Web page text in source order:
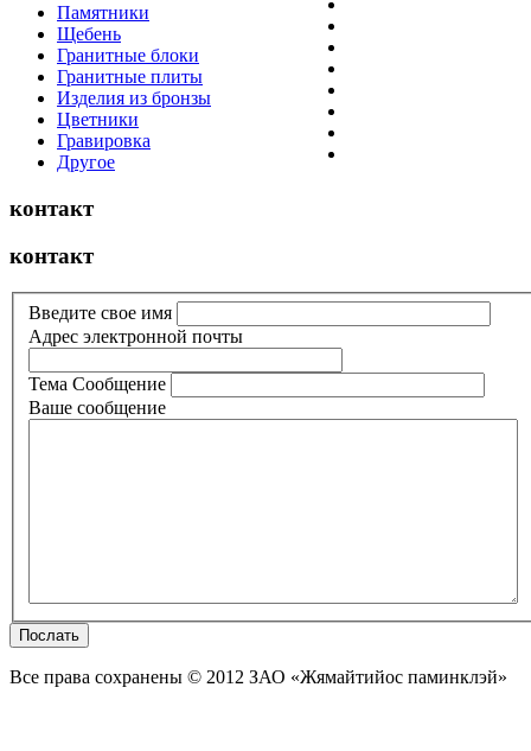
Памятники
Щебень
Гранитные блоки
Гранитные плиты
Изделия из бронзы
Цветники
Гравировка
Другое
контакт
контакт
Введите свое имя
Aдрес электронной почты
Тема Сообщение
Ваше сообщение
Послать
Все права сохранены © 2012 ЗАО «Жямайтийос паминклэй»